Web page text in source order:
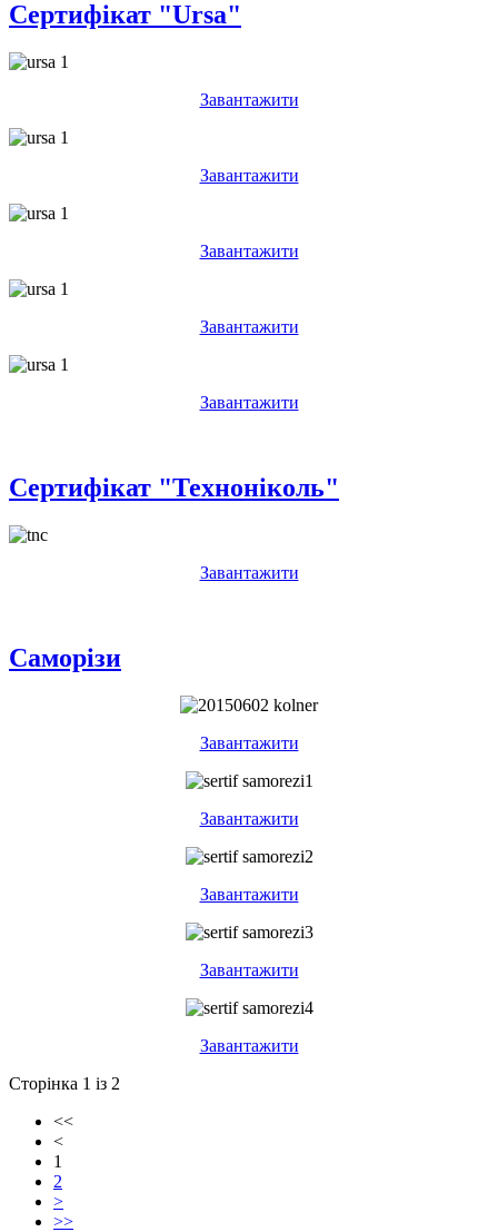
Сертифікат "Ursa"
Завантажити
Завантажити
Завантажити
Завантажити
Завантажити
Сертифікат "Техноніколь"
Завантажити
Саморізи
Завантажити
Завантажити
Завантажити
Завантажити
Завантажити
Сторінка 1 із 2
<<
<
1
2
>
>>